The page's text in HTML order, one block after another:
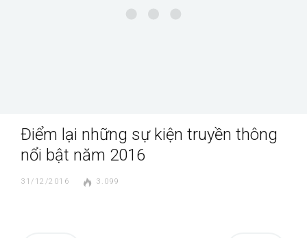
Điểm lại những sự kiện truyền thông
nổi bật năm 2016
31/12/2016 3.099